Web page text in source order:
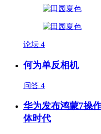
论坛 4
何为单反相机
问答 4
华为发布鸿蒙7操
体时代